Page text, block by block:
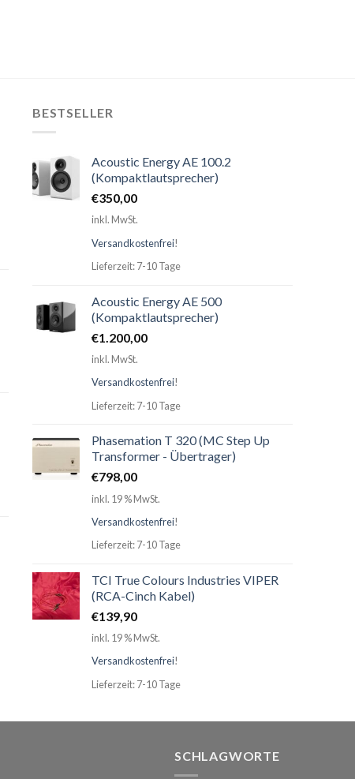
BESTSELLER
Acoustic Energy AE 100.2
(Kompaktlautsprecher)
€350,00
inkl. MwSt.
Versandkostenfrei!
Lieferzeit: 7-10 Tage
Acoustic Energy AE 500
(Kompaktlautsprecher)
€1.200,00
inkl. MwSt.
Versandkostenfrei!
Lieferzeit: 7-10 Tage
Phasemation T 320 (MC Step Up
Transformer - Übertrager)
€798,00
inkl. 19 % MwSt.
Versandkostenfrei!
Lieferzeit: 7-10 Tage
TCI True Colours Industries VIPER
(RCA-Cinch Kabel)
€139,90
inkl. 19 % MwSt.
Versandkostenfrei!
Lieferzeit: 7-10 Tage
SCHLAGWORTE